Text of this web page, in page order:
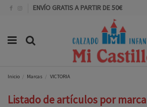
ENVÍO GRATIS A PARTIR DE 50€
Inicio Marcas VICTORIA
Listado de artículos por marca